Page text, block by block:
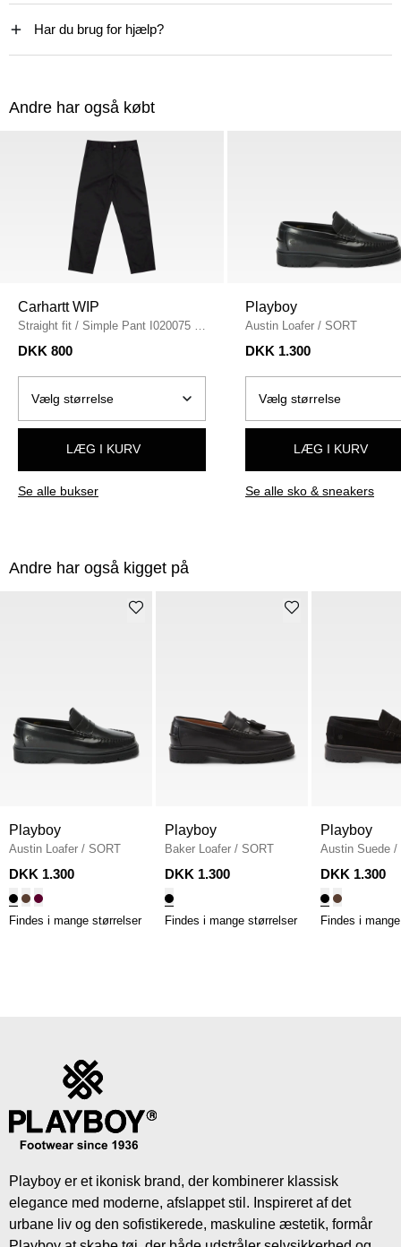
Har du brug for hjælp?
Andre har også købt
Carhartt WIP
Straight fit / Simple Pant I020075
BLACK
DKK 800
LÆG I KURV
Se alle bukser
Playboy
Austin Loafer / SORT
DKK 1.300
LÆG I KURV
Se alle sko & sneakers
Andre har også kigget på
Playboy
Austin Loafer / SORT
DKK 1.300
Findes i mange størrelser
Playboy
Baker Loafer / SORT
DKK 1.300
Findes i mange størrelser
Playboy
Austin Suede /
DKK 1.300
Findes i
Playboy er et ikonisk brand, der kombinerer klassisk
elegance med moderne, afslappet stil. Inspireret af det
urbane liv og den sofistikerede, maskuline æstetik, formår